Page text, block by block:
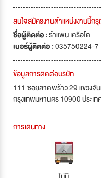
สนใจสมัครงานตำแหน่งงานนี้
ชื่อผู้ติดต่อ :รำแพน เครือโต
เบอร์ผู้ติดต่อ :035750224-7
ข้อมูลการติดต่อบริษัท
111 ซอยลาดพร้าว 29 แขวงจั
กรุงเทพมหานคร 10900 ประเท
การเดินทาง